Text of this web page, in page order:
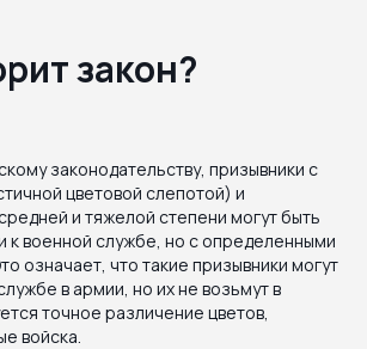
закон?
законодательству, призывники с
цветовой слепотой) и
и тяжелой степени могут быть
к военной службе, но с определенными
означает, что такие призывники могут
в армии, но их не возьмут в
точное различение цветов,
войска.